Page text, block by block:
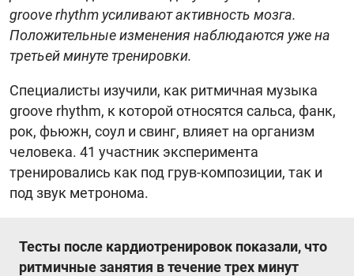
groove rhythm усиливают активность мозга.
Положительные изменения наблюдаются уже на
третьей минуте тренировки.
Специалисты изучили, как ритмичная музыка
groove rhythm, к которой относятся сальса, фанк,
рок, фьюжн, соул и свинг, влияет на организм
человека. 41 участник эксперимента
тренировались как под грув-композиции, так и
под звук метронома.
Тесты после кардиотренировок показали, что
ритмичные занятия в течение трех минут